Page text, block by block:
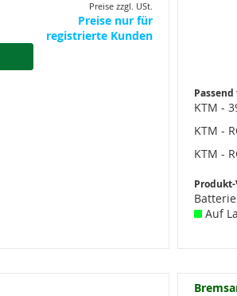
Preise zzgl. USt.
Preise nur für
registrierte Kunden
KTM -
KTM -
KTM -
Auf